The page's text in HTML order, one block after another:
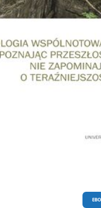
w ostatnich
są odkrywanie,
aspekty życia i